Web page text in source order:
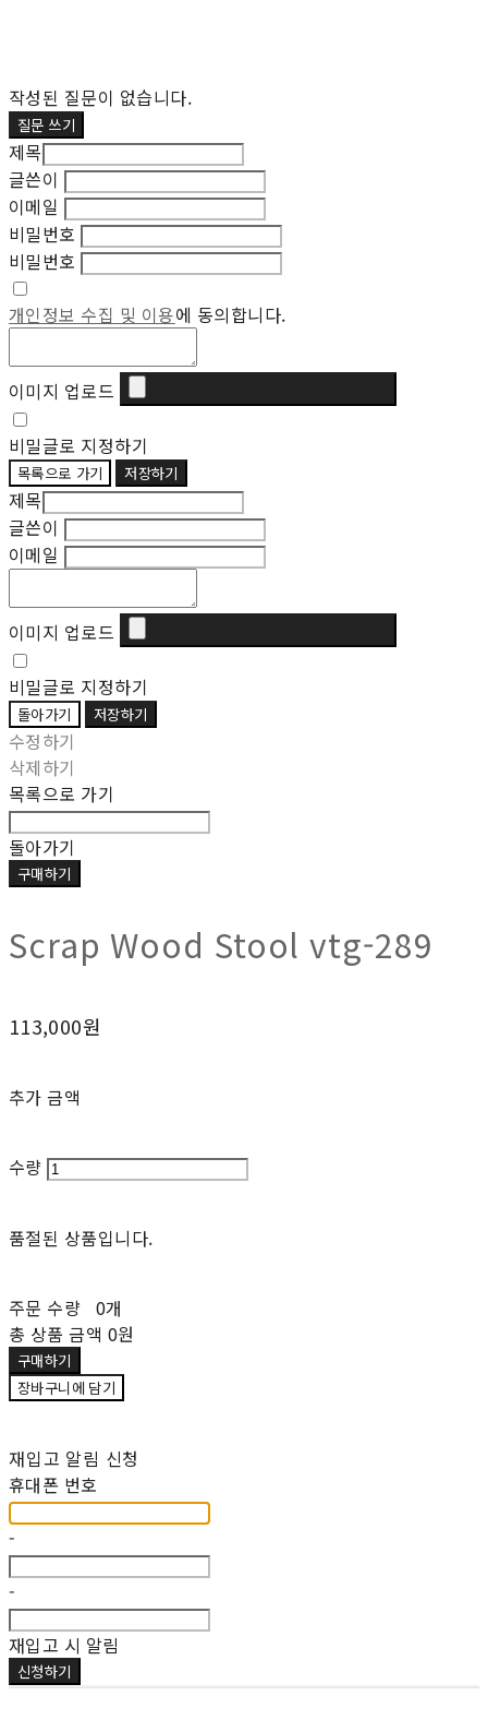
작성된 질문이 없습니다.
질문 쓰기
제목
글쓴이
이메일
비밀번호
비밀번호
개인정보 수집 및 이용에 동의합니다.
이미지 업로드
비밀글로 지정하기
목록으로 가기 저장하기
제목
글쓴이
이메일
이미지 업로드
비밀글로 지정하기
돌아가기 저장하기
수정하기
삭제하기
목록으로 가기
돌아가기
구매하기
Scrap Wood Stool vtg-289
113,000원
추가 금액
수량
품절된 상품입니다.
주문 수량 0개
총 상품 금액 0원
구매하기
장바구니에 담기
재입고 알림 신청
휴대폰 번호
-
-
재입고 시 알림
신청하기